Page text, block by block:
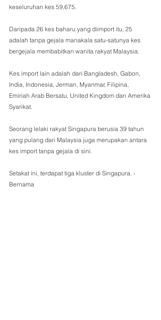
keseluruhan kes 59,675.
Daripada 26 kes baharu yang diimport itu, 25
adalah tanpa gejala manakala satu-satunya kes
bergejala membabitkan wanita rakyat Malaysia.
Kes import lain adalah dari Bangladesh, Gabon,
India, Indonesia, Jerman, Myanmar, Filipina,
Emiriah Arab Bersatu, United Kingdom dan Amerika
Syarikat.
Seorang lelaki rakyat Singapura berusia 39 tahun
yang pulang dari Malaysia juga merupakan antara
kes import tanpa gejala di sini.
Setakat ini, terdapat tiga kluster di Singapura. -
Bernama